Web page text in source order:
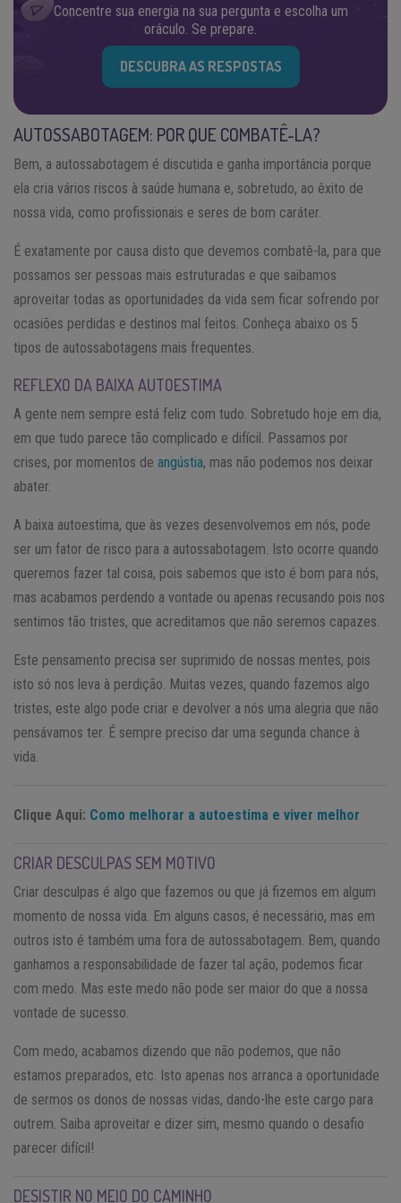
Concentre sua energia na sua pergunta e escolha um
oráculo. Se prepare.
DESCUBRA AS RESPOSTAS
AUTOSSABOTAGEM: POR QUE COMBATÊ-LA?
Bem, a autossabotagem é discutida e ganha importância porque
ela cria vários riscos à saúde humana e, sobretudo, ao êxito de
nossa vida, como profissionais e seres de bom caráter.
É exatamente por causa disto que devemos combatê-la, para que
possamos ser pessoas mais estruturadas e que saibamos
aproveitar todas as oportunidades da vida sem ficar sofrendo por
ocasiões perdidas e destinos mal feitos. Conheça abaixo os 5
tipos de autossabotagens mais frequentes.
REFLEXO DA BAIXA AUTOESTIMA
A gente nem sempre está feliz com tudo. Sobretudo hoje em dia,
em que tudo parece tão complicado e difícil. Passamos por
crises, por momentos de angústia, mas não podemos nos deixar
abater.
A baixa autoestima, que às vezes desenvolvemos em nós, pode
ser um fator de risco para a autossabotagem. Isto ocorre quando
queremos fazer tal coisa, pois sabemos que isto é bom para nós,
mas acabamos perdendo a vontade ou apenas recusando pois nos
sentimos tão tristes, que acreditamos que não seremos capazes.
Este pensamento precisa ser suprimido de nossas mentes, pois
isto só nos leva à perdição. Muitas vezes, quando fazemos algo
tristes, este algo pode criar e devolver a nós uma alegria que não
pensávamos ter. É sempre preciso dar uma segunda chance à
vida.
Clique Aqui: Como melhorar a autoestima e viver melhor
CRIAR DESCULPAS SEM MOTIVO
Criar desculpas é algo que fazemos ou que já fizemos em algum
momento de nossa vida. Em alguns casos, é necessário, mas em
outros isto é também uma fora de autossabotagem. Bem, quando
ganhamos a responsabilidade de fazer tal ação, podemos ficar
com medo. Mas este medo não pode ser maior do que a nossa
vontade de sucesso.
Com medo, acabamos dizendo que não podemos, que não
estamos preparados, etc. Isto apenas nos arranca a oportunidade
de sermos os donos de nossas vidas, dando-lhe este cargo para
outrem. Saiba aproveitar e dizer sim, mesmo quando o desafio
parecer difícil!
DESISTIR NO MEIO DO CAMINHO